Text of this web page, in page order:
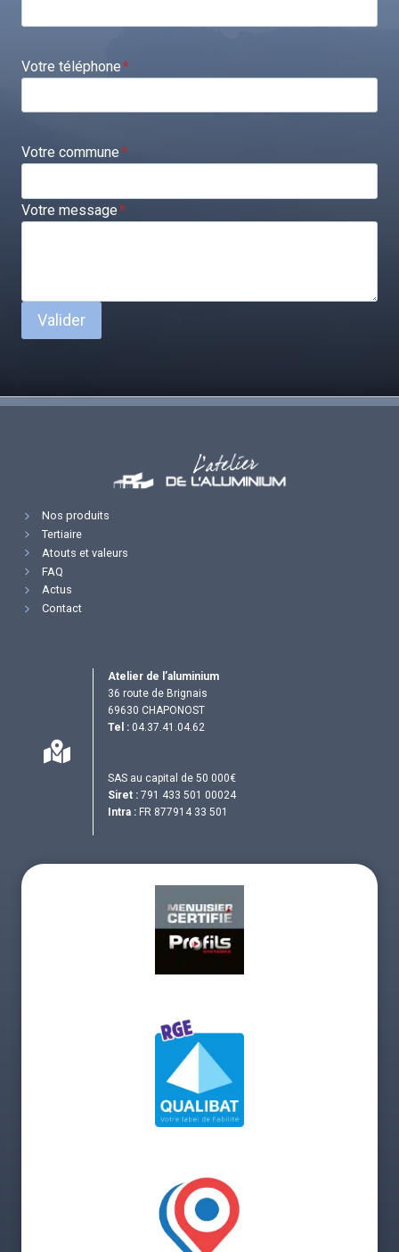
Votre téléphone*
Votre commune*
Votre message*
Valider
Nos produits
Tertiaire
Atouts et valeurs
FAQ
Actus
Contact
Atelier de l’aluminium
36 route de Brignais
69630 CHAPONOST
Tel : 04.37.41.04.62
SAS au capital de 50 000€
Siret : 791 433 501 00024
Intra : FR 877914 33 501